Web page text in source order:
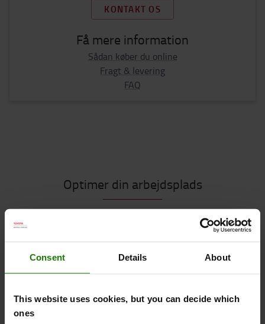
Consent Details About
This website uses cookies, but you can decide which
ones
KONTAKT OS
Få mere information
Sådan køber du online
Fragt & levering
FAQ
Optimer din arbejdsplads